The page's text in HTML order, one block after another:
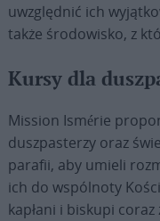
uwzględnić ich
także środowisko, z
Kursy dla
Mission Ismérie
duszpasterzy oraz
parafii, aby umieli
ich do wspólnoty
kapłani i biskupi